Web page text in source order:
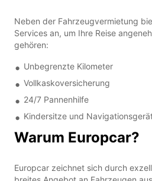
Neben der Fahrzeugvermietung
Services an, um Ihre Reise
gehören:
Unbegrenzte Kilometer
Vollkaskoversicherung
24/7 Pannenhilfe
Kindersitze und
Warum Europcar?
Europcar zeichnet sich durch